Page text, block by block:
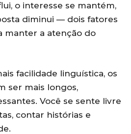
o interesse se mantém,
diminui — dois fatores
manter a atenção do
facilidade linguística, os
ser mais longos,
Você se sente livre
contar histórias e